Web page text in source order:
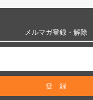
メルマガ登録・解除